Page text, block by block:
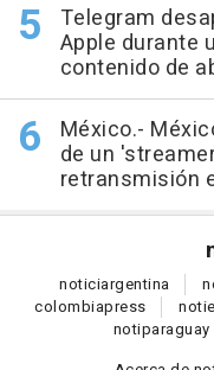
Telegram
Apple durante
contenido de
México.-
de un
retransmisión
noticiargentina
colombiapress noti
notiparaguay